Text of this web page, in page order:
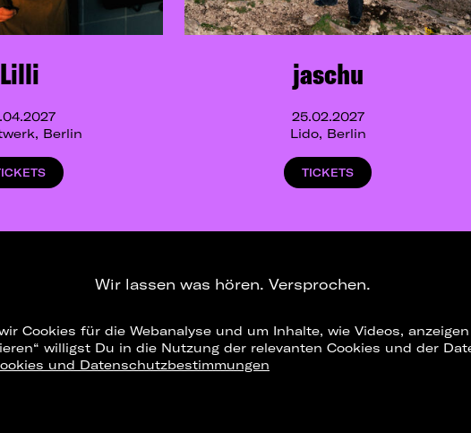
Lilli
Berlin
jaschu
25.02.2027
Lido, Berlin
TICKETS
Cookies für die Webanalyse und um Inhalte, wie Videos,
willigst Du in die Nutzung der relevanten Cookies und der
und Datenschutzbestimmungen
Wir lassen was hören. Versprochen.
NEWSLETTER TELEGRAM-CHANNEL